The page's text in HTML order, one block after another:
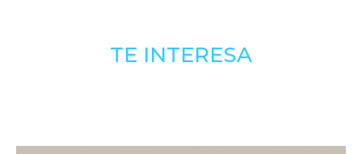
TE INTERESA